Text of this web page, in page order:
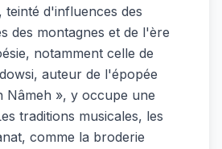
teinté d'influences des
des montagnes et de l'ère
notamment celle de
auteur de l'épopée
Nâmeh », y occupe une
traditions musicales, les
comme la broderie